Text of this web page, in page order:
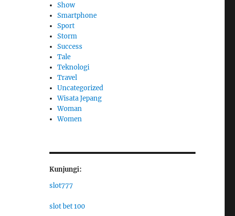
Show
Smartphone
Sport
Storm
Success
Tale
Teknologi
Travel
Uncategorized
Wisata Jepang
Woman
Women
Kunjungi:
slot777
slot bet 100